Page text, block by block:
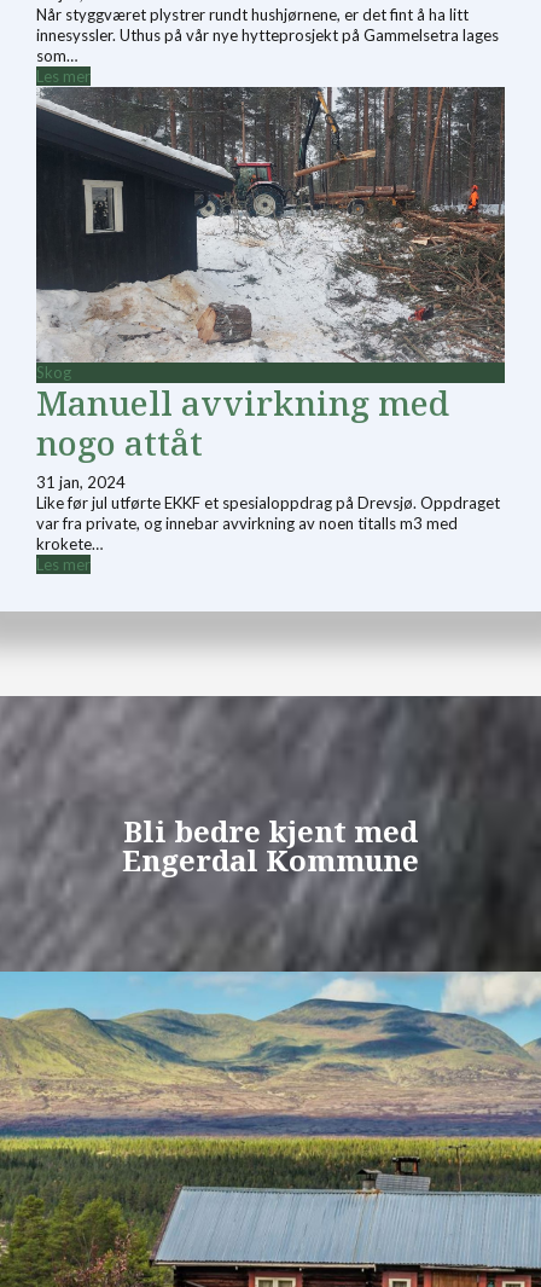
Når styggværet plystrer rundt hushjørnene, er det fint å ha litt
innesyssler. Uthus på vår nye hytteprosjekt på Gammelsetra lages
som…
Les mer
Skog
Manuell avvirkning med
nogo attåt
31 jan, 2024
Like før jul utførte EKKF et spesialoppdrag på Drevsjø. Oppdraget
var fra private, og innebar avvirkning av noen titalls m3 med
krokete…
Les mer
Bli bedre kjent med
Engerdal Kommune